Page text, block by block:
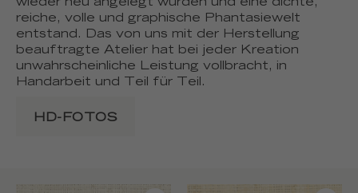
wieder neu angelegt wurden und eine dichte,
reiche, volle und graphische Phantasiewelt
entstand. Das von uns mit der Herstellung
beauftragte Atelier hat bei jeder Kreation
unwahrscheinliche Leistung vollbracht, in
Handarbeit und Teil für Teil.
HD-FOTOS